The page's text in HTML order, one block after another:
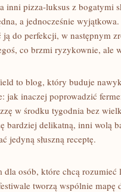
inni pizza-luksus z bogatymi
a jednocześnie
do perfekcji, w następnym
co brzmi ryzykownie, ale
to blog, który buduje
jak inaczej poprowadzić
w środku tygodnia bez
bardziej delikatną, inni wolą
jedyną słuszną receptę.
osób, które chcą rozumieć
tworzą wspólnie mapę